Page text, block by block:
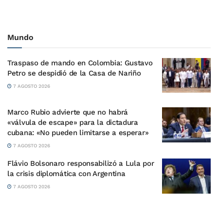
Mundo
Traspaso de mando en Colombia: Gustavo
Petro se despidió de la Casa de Nariño
7 AGOSTO 2026
Marco Rubio advierte que no habrá
«válvula de escape» para la dictadura
cubana: «No pueden limitarse a esperar»
7 AGOSTO 2026
Flávio Bolsonaro responsabilizó a Lula por
la crisis diplomática con Argentina
7 AGOSTO 2026